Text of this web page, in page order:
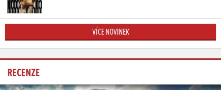
VÍCE NOVINEK
RECENZE